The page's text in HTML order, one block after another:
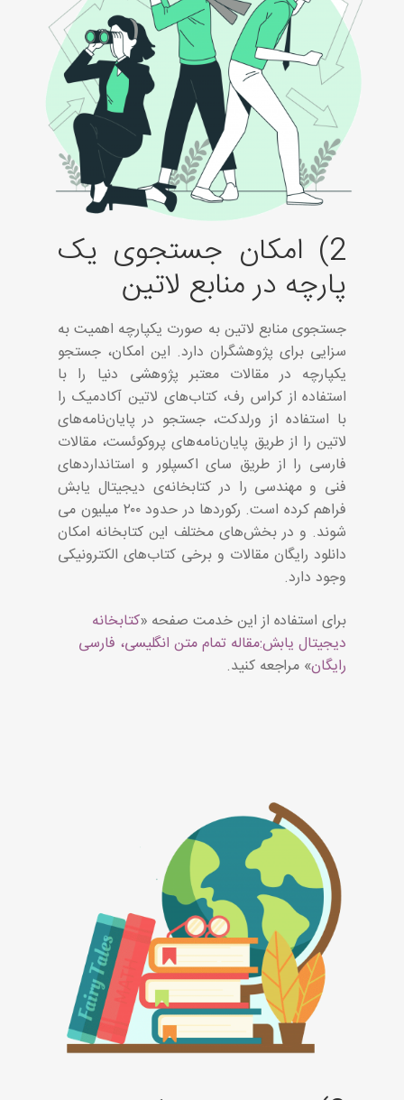
2) امکان جستجوی یک
پارچه در منابع لاتین
جستجوی منابع لاتین به صورت یکپارچه اهمیت به
سزایی برای پژوهشگران دارد. این امکان، جستجو
یکپارچه در مقالات معتبر پژوهشی دنیا را با
استفاده از کراس رف، کتاب‌های لاتین آکادمیک را
با استفاده از ورلدکت، جستجو در پایان‌نامه‌های
لاتین را از طریق پایان‌نامه‌های پروکوئست، مقالات
فارسی را از طریق سای اکسپلور و استانداردهای
فنی و مهندسی را در کتابخانه‌ی دیجیتال یابش
فراهم کرده است. رکوردها در حدود ۲۰۰ میلیون می
شوند. و در بخش‌های مختلف این کتابخانه امکان
دانلود رایگان مقالات و برخی کتاب‌های الکترونیکی
وجود دارد.
برای استفاده از این خدمت صفحه «کتابخانه
دیجیتال یابش:مقاله تمام متن انگلیسی، فارسی
رایگان» مراجعه کنید.